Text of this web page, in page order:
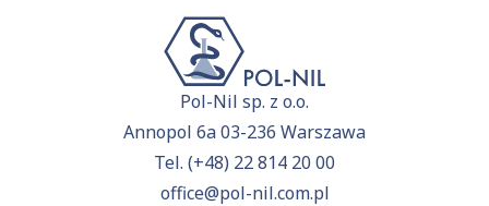
Pol-Nil sp. z o.o.
Annopol 6a 03-236 Warszawa
Tel. (+48) 22 814 20 00
office@pol-nil.com.pl